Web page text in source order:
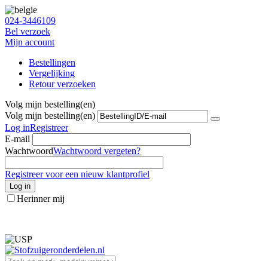
024-3446109
Bel verzoek
Mijn account
Bestellingen
Vergelijking
Retour verzoeken
Volg mijn bestelling(en)
Volg mijn bestelling(en)
Log inRegistreer
E-mail
WachtwoordWachtwoord vergeten?
Registreer voor een nieuw klantprofiel
Log in
Herinner mij